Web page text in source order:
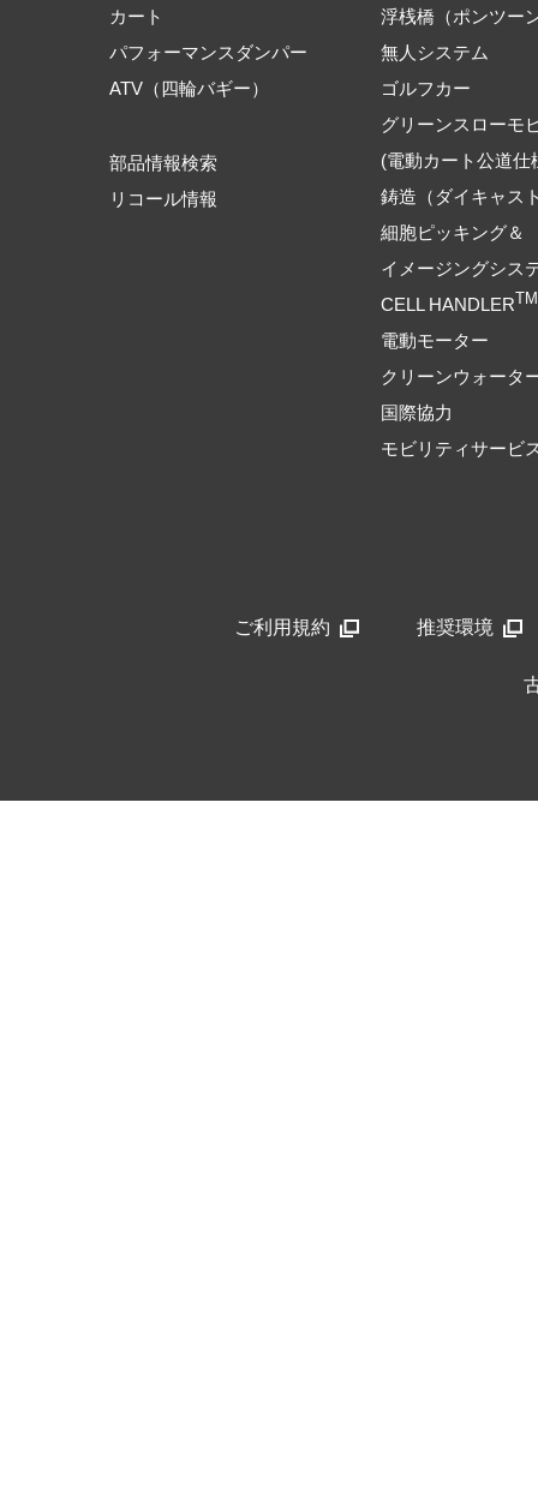
カート
パフォーマンスダンパー
ATV（四輪バギー）
部品情報検索
リコール情報
浮桟橋（ポンツー
無人システム
ゴルフカー
グリーンスローモ
(電動カート公道仕
鋳造（ダイキャス
細胞ピッキング＆
イメージングシス
CELL HANDLERTM
電動モーター
クリーンウォータ
国際協力
モビリティサービ
ご利用規約 推奨環境